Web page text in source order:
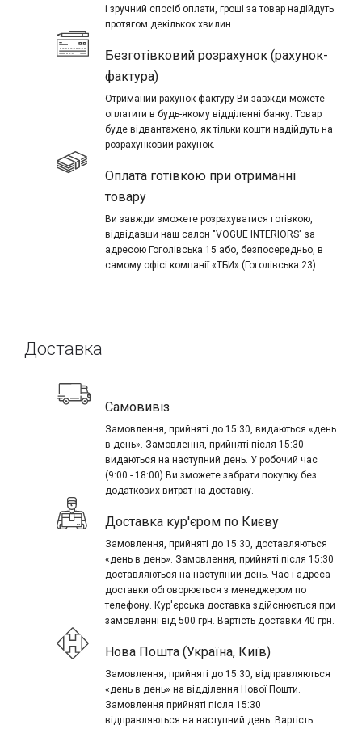
і зручний спосіб оплати, гроші за товар надійдуть
протягом декількох хвилин.
Безготівковий розрахунок (рахунок-
фактура)
Отриманий рахунок-фактуру Ви завжди можете
оплатити в будь-якому відділенні банку. Товар
буде відвантажено, як тільки кошти надійдуть на
розрахунковий рахунок.
Оплата готівкою при отриманні
товару
Ви завжди зможете розрахуватися готівкою,
відвідавши наш салон "VOGUE INTERIORS" за
адресою Гоголівська 15 або, безпосередньо, в
самому офісі компанії «ТБИ» (Гоголівська 23).
Доставка
Самовивіз
Замовлення, прийняті до 15:30, видаються «день
в день». Замовлення, прийняті після 15:30
видаються на наступний день. У робочий час
(9:00 - 18:00) Ви зможете забрати покупку без
додаткових витрат на доставку.
Доставка кур'єром по Києву
Замовлення, прийняті до 15:30, доставляються
«день в день». Замовлення, прийняті після 15:30
доставляються на наступний день. Час і адреса
доставки обговорюється з менеджером по
телефону. Кур'єрська доставка здійснюється при
замовленні від 500 грн. Вартість доставки 40 грн.
Нова Пошта (Україна, Київ)
Замовлення, прийняті до 15:30, відправляються
«день в день» на відділення Нової Пошти.
Замовлення прийняті після 15:30
відправляються на наступний день. Вартість